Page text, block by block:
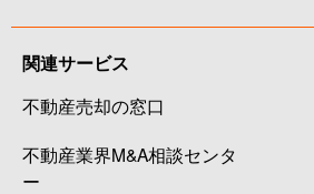
関連サービス
不動産売却の窓口
不動産業界M&A相談センタ
ー